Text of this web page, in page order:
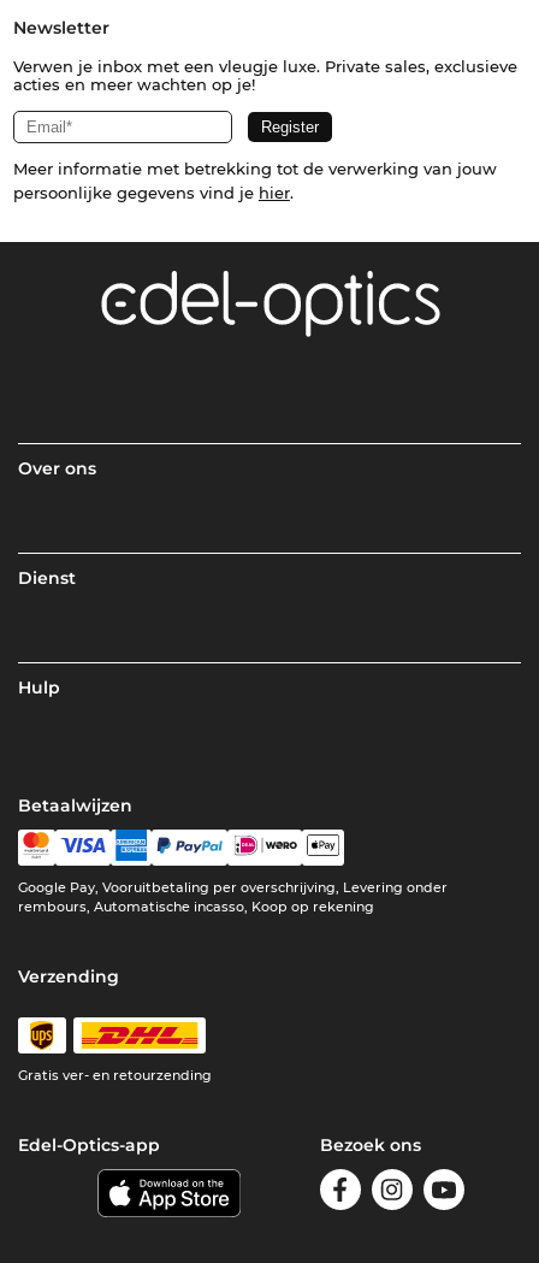
Newsletter
Verwen je inbox met een vleugje luxe. Private sales, exclusieve
acties en meer wachten op je!
Meer informatie met betrekking tot de verwerking van jouw
persoonlijke gegevens vind je hier.
Over ons
Dienst
Hulp
Betaalwijzen
Google Pay, Vooruitbetaling per overschrijving, Levering onder
rembours, Automatische incasso, Koop op rekening
Verzending
Gratis ver- en retourzending
Edel-Optics-app Bezoek ons